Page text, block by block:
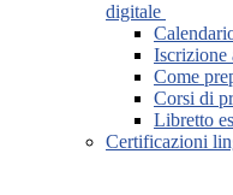
digitale
Iscrizione
Come
Corsi di
Libretto
Certificazioni